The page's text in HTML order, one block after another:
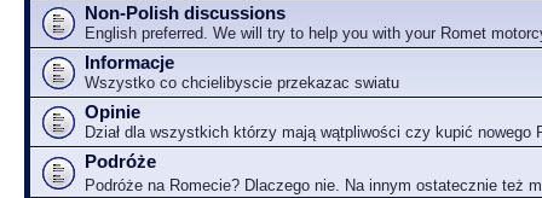
Non-Polish discussions
English preferred. We will try to help you with your Romet
Informacje
Wszystko co chcielibyscie przekazac swiatu
Opinie
Dział dla wszystkich którzy mają wątpliwości czy kupić nowego
Podróże
Podróże na Romecie? Dlaczego nie. Na innym ostatecznie też